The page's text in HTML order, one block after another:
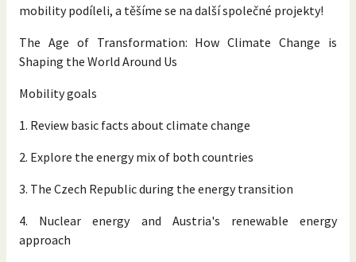
mobility podíleli, a těšíme se na další společné projekty!
The Age of Transformation: How Climate Change is
Shaping the World Around Us
Mobility goals
1. Review basic facts about climate change
2. Explore the energy mix of both countries
3. The Czech Republic during the energy transition
4. Nuclear energy and Austria's renewable energy
approach